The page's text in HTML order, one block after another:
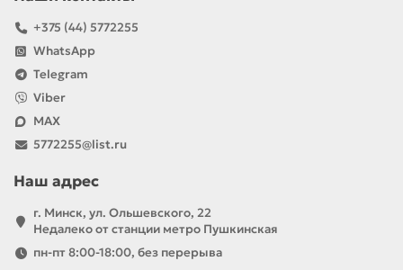
эстакад, тоннелей.
Ригелей:В каркасных конструкциях,
соединяя колонны.
Элементов мостовых сооружений:
Несущие пролеты мостов.
Преимущества:
Способность выдерживать значительные
Долговечность:
воздействиям и длительный срок службы.
Огнестойкость:Бетон защищает стальную
арматуру от высоких температур.
Экономичность:Относительно невысокая
+375 (44) 5772255
WhatsApp
Telegram
Viber
MAX
5772255@list.ru
Наш адрес
г. Минск, ул. Ольшевского, 22
Недалеко от станции метро Пушкинская
пн-пт 8:00-18:00, без перерыва